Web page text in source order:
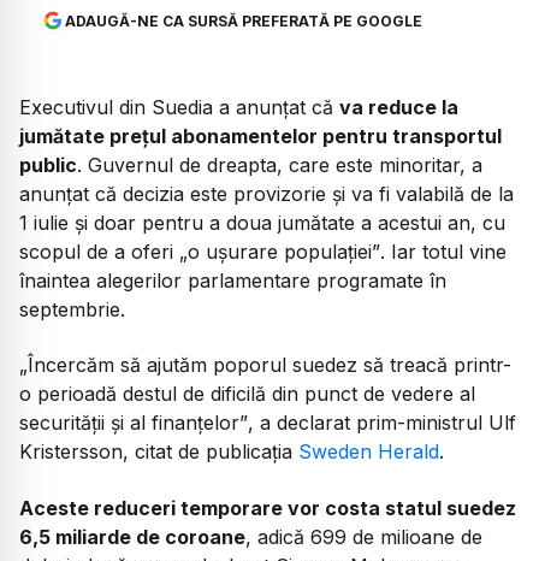
ADAUGĂ-NE CA SURSĂ PREFERATĂ PE GOOGLE
Executivul din Suedia a anunțat că va reduce la
jumătate prețul abonamentelor pentru transportul
public. Guvernul de dreapta, care este minoritar, a
anunțat că decizia este provizorie și va fi valabilă de la
1 iulie și doar pentru a doua jumătate a acestui an, cu
scopul de a oferi „o ușurare populației”. Iar totul vine
înaintea alegerilor parlamentare programate în
septembrie.
„Încercăm să ajutăm poporul suedez să treacă printr-
o perioadă destul de dificilă din punct de vedere al
securității și al finanțelor”, a declarat prim-ministrul Ulf
Kristersson, citat de publicația Sweden Herald.
Aceste reduceri temporare vor costa statul suedez
6,5 miliarde de coroane, adică 699 de milioane de